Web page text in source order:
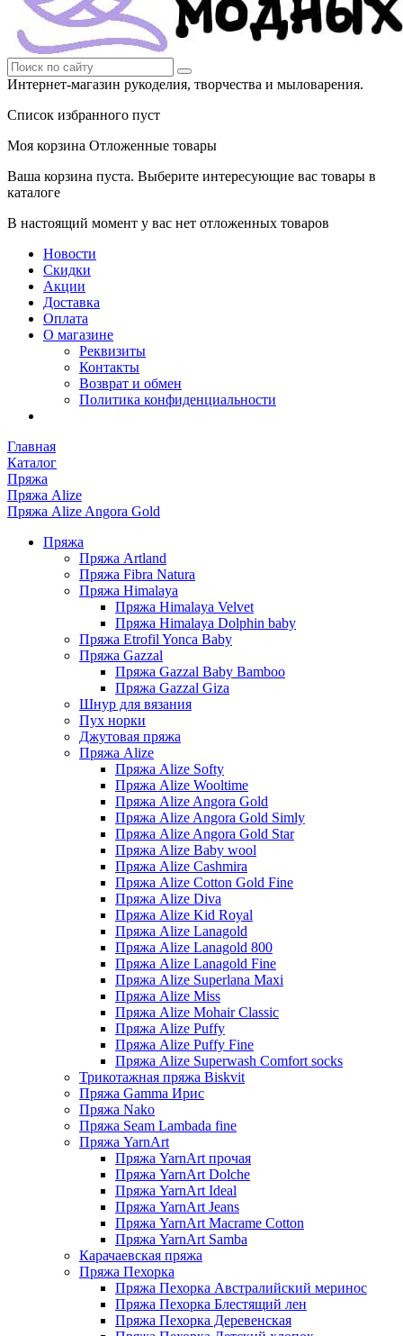
Интернет-магазин рукоделия, творчества и мыловарения.
Список избранного пуст
Моя корзина Отложенные товары
Ваша корзина пуста. Выберите интересующие вас товары в
каталоге
В настоящий момент у вас нет отложенных товаров
Новости
Скидки
Акции
Доставка
Оплата
О магазине
Реквизиты
Контакты
Возврат и обмен
Политика конфиденциальности
Главная
Каталог
Пряжа
Пряжа Alize
Пряжа Alize Angora Gold
Пряжа
Пряжа Artland
Пряжа Fibra Natura
Пряжа Himalaya
Пряжа Himalaya Velvet
Пряжа Himalaya Dolphin baby
Пряжа Etrofil Yonca Baby
Пряжа Gazzal
Пряжа Gazzal Baby Bamboo
Пряжа Gazzal Giza
Шнур для вязания
Пух норки
Джутовая пряжа
Пряжа Alize
Пряжа Alize Softy
Пряжа Alize Wooltime
Пряжа Alize Angora Gold
Пряжа Alize Angora Gold Simly
Пряжа Alize Angora Gold Star
Пряжа Alize Baby wool
Пряжа Alize Cashmira
Пряжа Alize Cotton Gold Fine
Пряжа Alize Diva
Пряжа Alize Kid Royal
Пряжа Alize Lanagold
Пряжа Alize Lanagold 800
Пряжа Alize Lanagold Fine
Пряжа Alize Superlana Maxi
Пряжа Alize Miss
Пряжа Alize Mohair Classic
Пряжа Alize Puffy
Пряжа Alize Puffy Fine
Пряжа Alize Superwash Comfort socks
Трикотажная пряжа Biskvit
Пряжа Gamma Ирис
Пряжа Nako
Пряжа Seam Lambada fine
Пряжа YarnArt
Пряжа YarnArt прочая
Пряжа YarnArt Dolche
Пряжа YarnArt Ideal
Пряжа YarnArt Jeans
Пряжа YarnArt Macrame Cotton
Пряжа YarnArt Samba
Карачаевская пряжа
Пряжа Пехорка
Пряжа Пехорка Австралийский меринос
Пряжа Пехорка Блестящий лен
Пряжа Пехорка Деревенская